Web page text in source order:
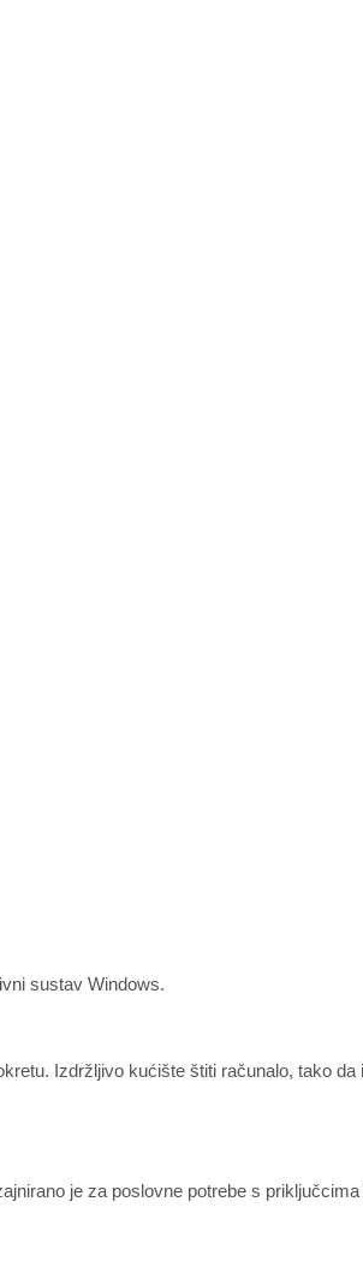
sustav Windows.
Izdržljivo kućište štiti računalo, tako da
je za poslovne potrebe s